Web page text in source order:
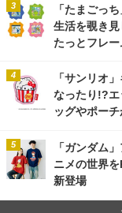
「たまごっ
生活を覗き
たっとフレ
「サンリオ
なったり!?エ
ッグやポー
「ガンダム
ニメの世界
新登場